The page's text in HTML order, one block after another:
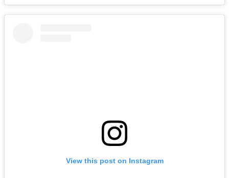
View this post on Instagram